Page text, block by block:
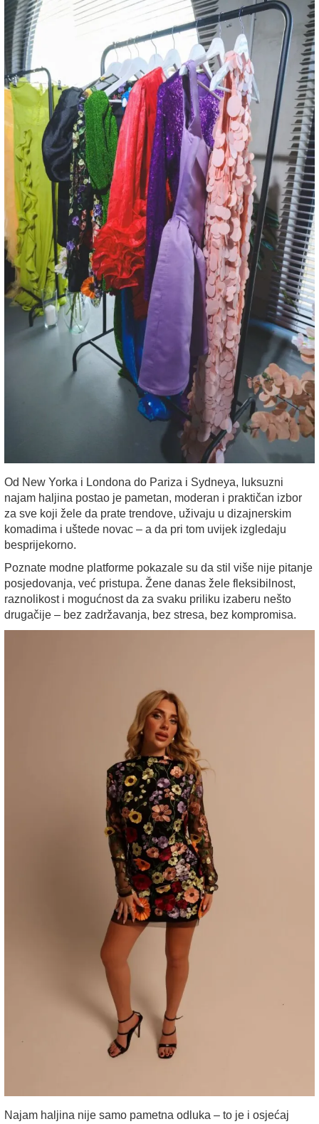
Od New Yorka i Londona do Pariza i Sydneya, luksuzni
najam haljina postao je pametan, moderan i praktičan izbor
za sve koji žele da prate trendove, uživaju u dizajnerskim
komadima i uštede novac – a da pri tom uvijek izgledaju
besprijekorno.
Poznate modne platforme pokazale su da stil više nije pitanje
posjedovanja, već pristupa. Žene danas žele fleksibilnost,
raznolikost i mogućnost da za svaku priliku izaberu nešto
drugačije – bez zadržavanja, bez stresa, bez kompromisa.
Najam haljina nije samo pametna odluka – to je i osjećaj